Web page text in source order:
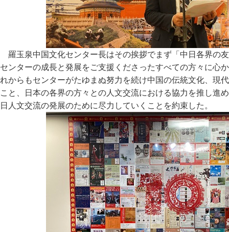
羅玉泉中国文化センター長はその挨拶でまず「中日各界の
センターの成長と発展をご支援くださったすべての方々に心
れからもセンターがたゆまぬ努力を続け中国の伝統文化、現
こと、日本の各界の方々との人文交流における協力を推し進
日人文交流の発展のために尽力していくことを約束した。